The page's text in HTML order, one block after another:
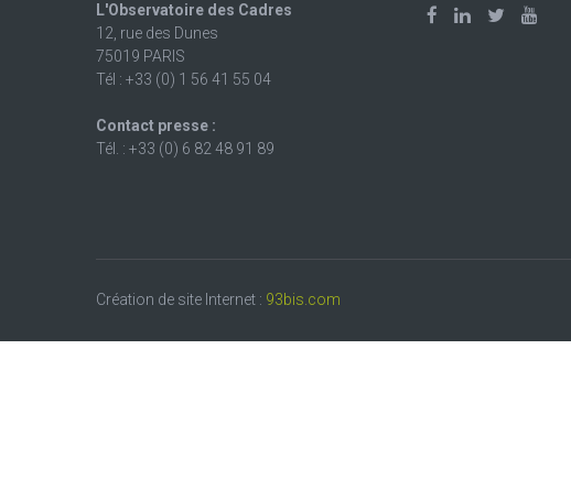
L'Observatoire des Cadres
12, rue des Dunes
75019 PARIS
Tél : +33 (0) 1 56 41 55 04
Contact presse :
Tél. : +33 (0) 6 82 48 91 89
Création de site Internet : 93bis.com